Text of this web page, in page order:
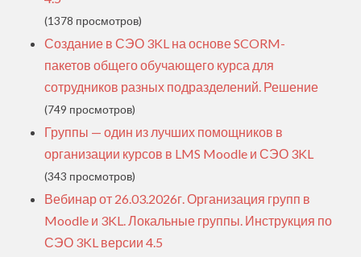
(1378 просмотров)
Создание в СЭО 3KL на основе SCORM-
пакетов общего обучающего курса для
сотрудников разных подразделений. Решение
(749 просмотров)
Группы — один из лучших помощников в
организации курсов в LMS Moodle и СЭО 3KL
(343 просмотров)
Вебинар от 26.03.2026г. Организация групп в
Moodle и 3KL. Локальные группы. Инструкция по
СЭО 3KL версии 4.5